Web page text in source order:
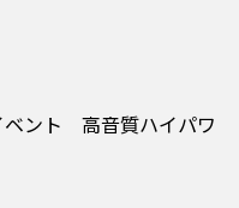
ント 高音質ハイパワ